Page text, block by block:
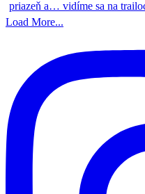
Load More...